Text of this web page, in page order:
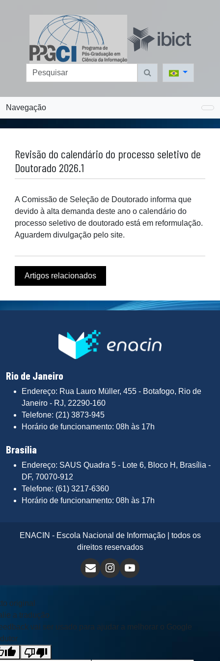
Navegação
Revisão do calendário do processo seletivo de
Doutorado 2026.1
A Comissão de Seleção de Doutorado informa que
devido à alta demanda deste ano o calendário do
processo seletivo de doutorado está em reformulação.
Aguardem divulgação pelo site.
Artigos relacionados
Rio de Janeiro
Endereço: Rua Lauro Müller, 455 - Botafogo, Rio de
Janeiro - RJ, 22290-160
Telefone: (21) 3873-945
Horário de funcionamento: 08h às 17h
Brasília
Endereço: SAUS Quadra 5 - Lote 6, Bloco H, Brasília -
DF, 70070-912
Telefone: (61) 3217-6360
Horário de funcionamento: 08h às 17h
ENACIN - Escola Nacional de Informação | todos os
direitos reservados
original
a tradução
vai ser usado para ajudar a melhorar o Google